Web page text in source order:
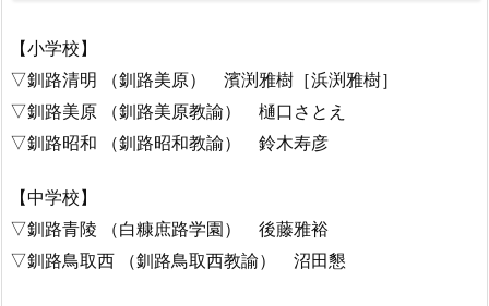
【小学校】
▽釧路清明 （釧路美原） 濱渕雅樹［浜渕雅樹］
▽釧路美原 （釧路美原教諭） 樋口さとえ
▽釧路昭和 （釧路昭和教諭） 鈴木寿彦
【中学校】
▽釧路青陵 （白糠庶路学園） 後藤雅裕
▽釧路鳥取西 （釧路鳥取西教諭） 沼田懇